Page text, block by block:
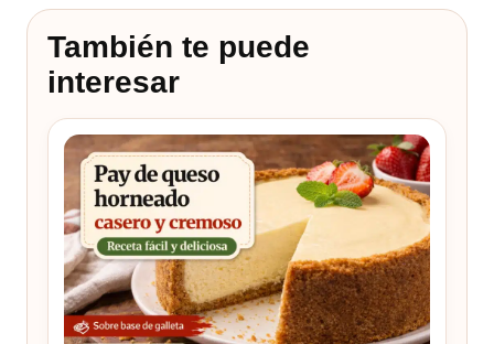
También te puede
interesar